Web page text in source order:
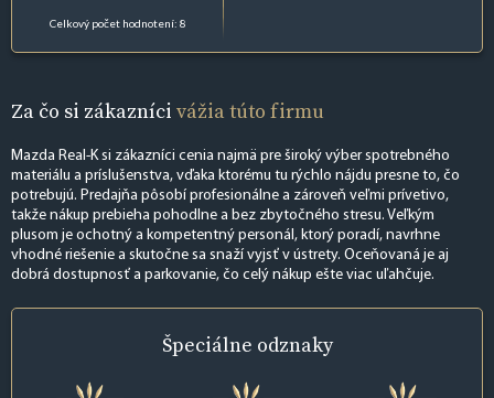
Celkový počet hodnotení: 8
Za čo si zákazníci vážia túto firmu
Mazda Real-K si zákazníci cenia najmä pre široký výber spotrebného
materiálu a príslušenstva, vďaka ktorému tu rýchlo nájdu presne to, čo
potrebujú. Predajňa pôsobí profesionálne a zároveň veľmi prívetivo,
takže nákup prebieha pohodlne a bez zbytočného stresu. Veľkým
plusom je ochotný a kompetentný personál, ktorý poradí, navrhne
vhodné riešenie a skutočne sa snaží vyjsť v ústrety. Oceňovaná je aj
dobrá dostupnosť a parkovanie, čo celý nákup ešte viac uľahčuje.
Špeciálne odznaky